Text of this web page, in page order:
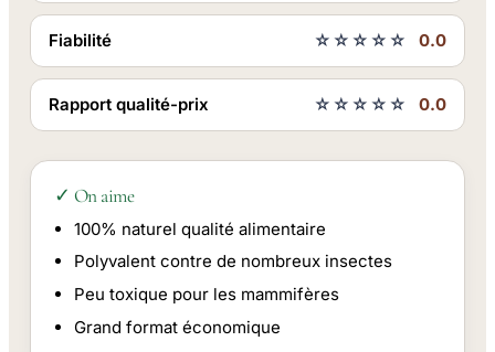
Fiabilité ☆☆☆☆☆ 0.0
Rapport qualité-prix ☆☆☆☆☆ 0.0
✓ On aime
100% naturel qualité alimentaire
Polyvalent contre de nombreux insectes
Peu toxique pour les mammifères
Grand format économique